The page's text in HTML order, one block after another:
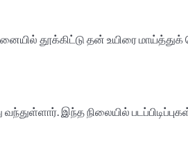
தூக்கிட்டு தன் உயிரை
இந்த நிலையில்